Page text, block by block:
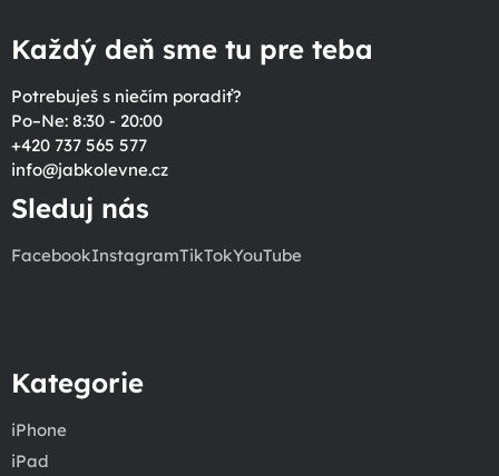
Každý deň sme tu pre teba
Potrebuješ s niečím poradiť?
Po–Ne: 8:30 - 20:00
+420 737 565 577
info@jabkolevne.cz
Sleduj nás
FacebookInstagramTikTokYouTube
Kategorie
iPhone
iPad